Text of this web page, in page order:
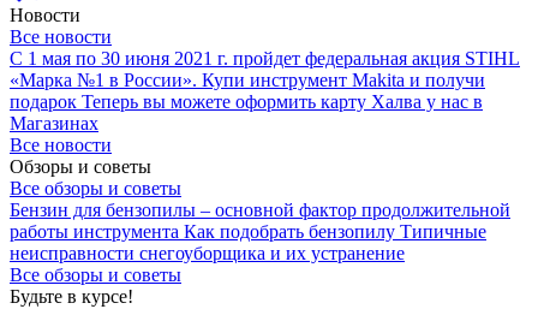
Новости
Все новости
С 1 мая по 30 июня 2021 г. пройдет федеральная акция STIHL
«Марка №1 в России». Купи инструмент Makita и получи
подарок Теперь вы можете оформить карту Халва у нас в
Магазинах
Все новости
Обзоры и советы
Все обзоры и советы
Бензин для бензопилы – основной фактор продолжительной
работы инструмента Как подобрать бензопилу Типичные
неисправности снегоуборщика и их устранение
Все обзоры и советы
Будьте в курсе!